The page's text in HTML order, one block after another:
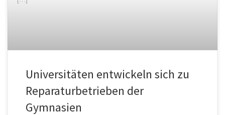
Universitäten entwickeln sich zu
Reparaturbetrieben der
Gymnasien